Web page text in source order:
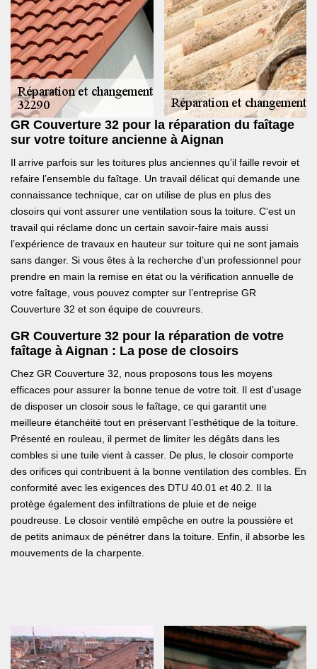
GR Couverture 32 pour la réparation du faîtage
sur votre toiture ancienne à Aignan
Il arrive parfois sur les toitures plus anciennes qu’il faille revoir et
refaire l’ensemble du faîtage. Un travail délicat qui demande une
connaissance technique, car on utilise de plus en plus des
closoirs qui vont assurer une ventilation sous la toiture. C’est un
travail qui réclame donc un certain savoir-faire mais aussi
l’expérience de travaux en hauteur sur toiture qui ne sont jamais
sans danger. Si vous êtes à la recherche d’un professionnel pour
prendre en main la remise en état ou la vérification annuelle de
votre faîtage, vous pouvez compter sur l’entreprise GR
Couverture 32 et son équipe de couvreurs.
GR Couverture 32 pour la réparation de votre
faîtage à Aignan : La pose de closoirs
Chez GR Couverture 32, nous proposons tous les moyens
efficaces pour assurer la bonne tenue de votre toit. Il est d’usage
de disposer un closoir sous le faîtage, ce qui garantit une
meilleure étanchéité tout en préservant l’esthétique de la toiture.
Présenté en rouleau, il permet de limiter les dégâts dans les
combles si une tuile vient à casser. De plus, le closoir comporte
des orifices qui contribuent à la bonne ventilation des combles. En
conformité avec les exigences des DTU 40.01 et 40.2. Il la
protège également des infiltrations de pluie et de neige
poudreuse. Le closoir ventilé empêche en outre la poussière et
de petits animaux de pénétrer dans la toiture. Enfin, il absorbe les
mouvements de la charpente.